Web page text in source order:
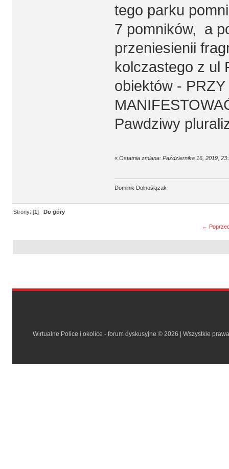
tego parku
7 pomników, a
przeniesienii
kolczastego z ul
obiektów -
Pawdziwy
« Ostatnia zmiana: Października 16, 2019,
Dominik Dolnoślązak
Strony: [1] Do góry
←
Wirtualne Police i okolice - forum dyskusyjne © 2026 | Wszystkie